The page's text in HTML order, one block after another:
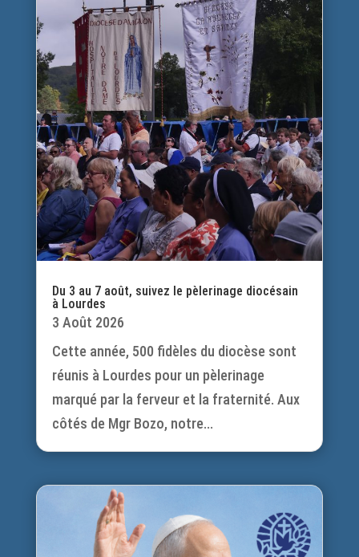
Du 3 au 7 août, suivez le pèlerinage diocésain
à Lourdes
3 Août 2026
Cette année, 500 fidèles du diocèse sont
réunis à Lourdes pour un pèlerinage
marqué par la ferveur et la fraternité. Aux
côtés de Mgr Bozo, notre...